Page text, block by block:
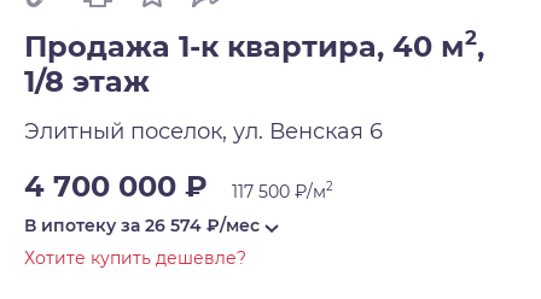
Продажа 1-к квартира, 40 м2,
1/8 этаж
Элитный поселок, ул. Венская 6
4 700 000 ₽ 117 500 ₽/м2
В ипотеку за 26 574 ₽/мес
Хотите купить дешевле?